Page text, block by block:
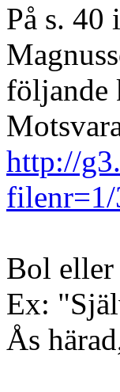
På s. 40
följande
http://
Bol eller
Ex:
Ås